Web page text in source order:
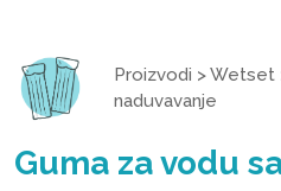
Proizvodi >Wetset
naduvavanje
Guma za vodu